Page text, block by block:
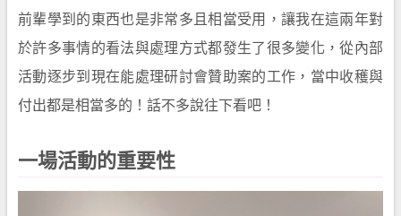
前輩學到的東西也是非常多且相當受用，讓我在這兩年對
於許多事情的看法與處理方式都發生了很多變化，從內部
活動逐步到現在能處理研討會贊助案的工作，當中收穫與
付出都是相當多的！話不多說往下看吧！
一場活動的重要性